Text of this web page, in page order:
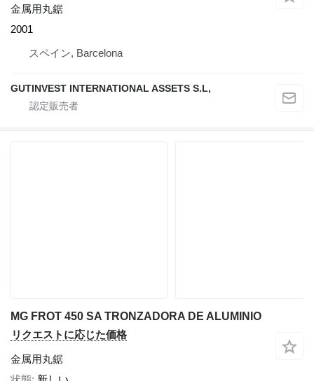
金属用丸鋸
2001
スペイン, Barcelona
GUTINVEST INTERNATIONAL ASSETS S.L,
MG FROT 450 SA TRONZADORA DE ALUMINIO
リクエストに応じた価格
金属用丸鋸